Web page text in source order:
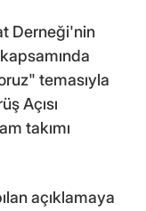
Derneği'nin
temasıyla
Açısı
takımı
açıklamaya